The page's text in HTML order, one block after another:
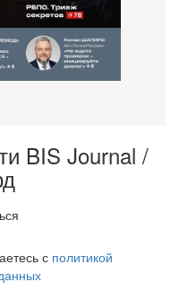
BIS Journal /
с политикой